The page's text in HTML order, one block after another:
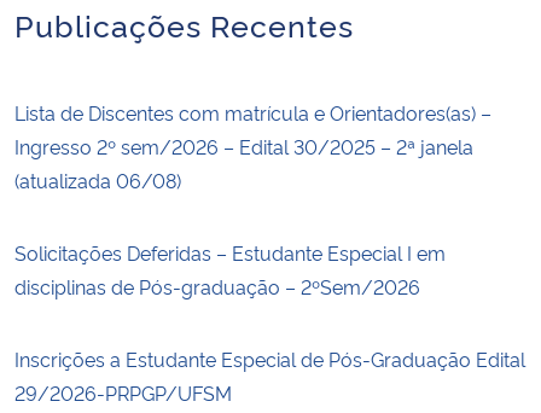
Secretaria de Governo
Gabinete de Segurança Institucional
Banco Central do Brasil
Publicações Recentes
Lista de Discentes com matrícula e Orientadores(as) –
Ingresso 2º sem/2026 – Edital 30/2025 – 2ª janela
(atualizada 06/08)
Solicitações Deferidas – Estudante Especial I em
disciplinas de Pós-graduação – 2ºSem/2026
Inscrições a Estudante Especial de Pós-Graduação Edital
29/2026-PRPGP/UFSM